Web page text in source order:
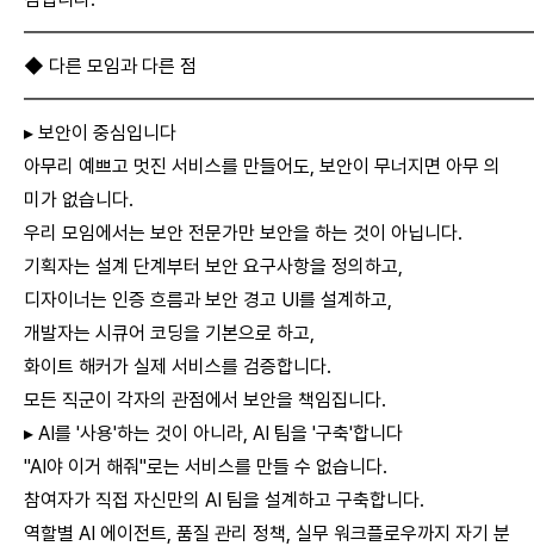
◆ 다른 모임과 다른 점
▸ 보안이 중심입니다
아무리 예쁘고 멋진 서비스를 만들어도, 보안이 무너지면 아무 의
미가 없습니다.
우리 모임에서는 보안 전문가만 보안을 하는 것이 아닙니다.
기획자는 설계 단계부터 보안 요구사항을 정의하고,
디자이너는 인증 흐름과 보안 경고 UI를 설계하고,
개발자는 시큐어 코딩을 기본으로 하고,
화이트 해커가 실제 서비스를 검증합니다.
모든 직군이 각자의 관점에서 보안을 책임집니다.
▸ AI를 '사용'하는 것이 아니라, AI 팀을 '구축'합니다
"AI야 이거 해줘"로는 서비스를 만들 수 없습니다.
참여자가 직접 자신만의 AI 팀을 설계하고 구축합니다.
역할별 AI 에이전트, 품질 관리 정책, 실무 워크플로우까지 자기 분